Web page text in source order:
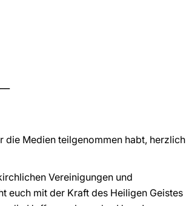
die Medien teilgenommen habt, herzlich
Vereinigungen und
euch mit der Kraft des Heiligen Geistes